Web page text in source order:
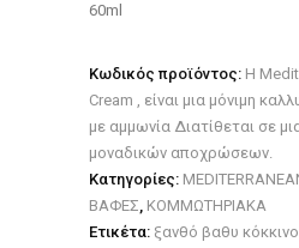
60ml
Κωδικός προϊόντος: H
Cream , είναι μια μόνιμη
με αμμωνία Διατίθεται σε
μοναδικών αποχρώσεων.
Κατηγορίες:
ΒΑΦΕΣ, ΚΟΜΜΩΤΗΡΙΑΚΑ
Ετικέτα: ξανθό βαθυ κόκκινο